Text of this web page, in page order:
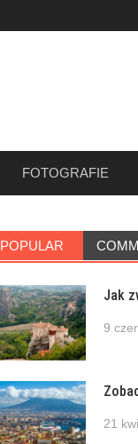
FOTOGRAFIE
POPULAR
Jak
9
21